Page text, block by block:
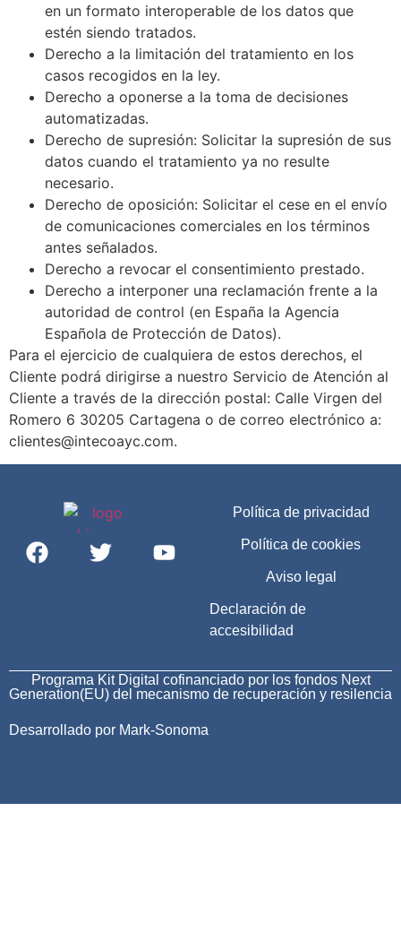
en un formato interoperable de los datos que
estén siendo tratados.
Derecho a la limitación del tratamiento en los
casos recogidos en la ley.
Derecho a oponerse a la toma de decisiones
automatizadas.
Derecho de supresión: Solicitar la supresión de sus
datos cuando el tratamiento ya no resulte
necesario.
Derecho de oposición: Solicitar el cese en el envío
de comunicaciones comerciales en los términos
antes señalados.
Derecho a revocar el consentimiento prestado.
Derecho a interponer una reclamación frente a la
autoridad de control (en España la Agencia
Española de Protección de Datos).
Para el ejercicio de cualquiera de estos derechos, el
Cliente podrá dirigirse a nuestro Servicio de Atención al
Cliente a través de la dirección postal: Calle Virgen del
Romero 6 30205 Cartagena o de correo electrónico a:
clientes@intecoayc.com.
Política de privacidad
Política de cookies
Aviso legal
Declaración de
accesibilidad
Programa Kit Digital cofinanciado por los fondos Next
Generation(EU) del mecanismo de recuperación y resilencia
Desarrollado por Mark-Sonoma